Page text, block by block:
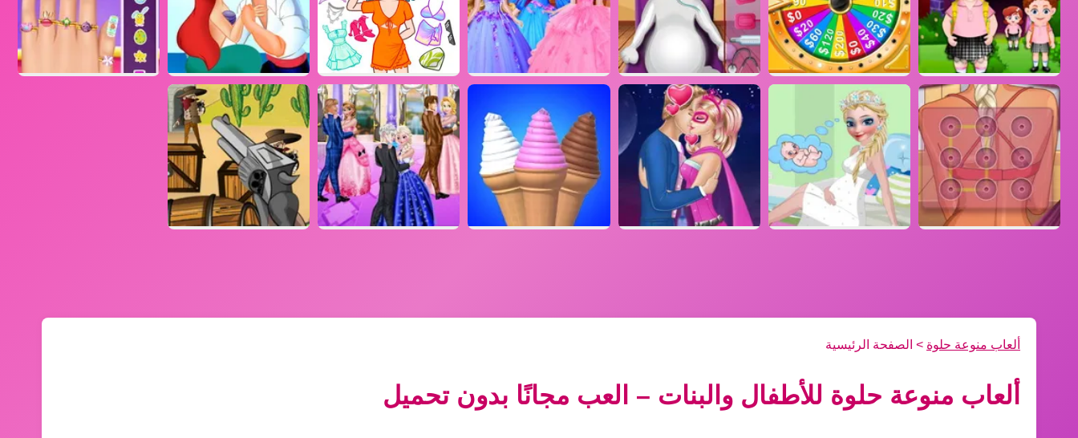
ألعاب منوعة حلوة > الصفحة الرئيسية
ألعاب منوعة حلوة للأطفال والبنات – العب مجانًا بدون تحميل